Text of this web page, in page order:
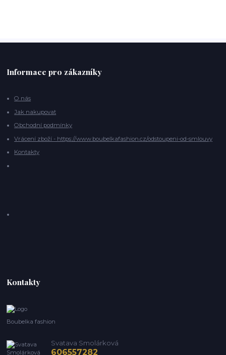
Informace pro zákazníky
O nás
Jak nakupovat
Obchodní podmínky
Vrácení zboží - https://www.boubelkafashion.cz/odstoupeni-od-smlouvy
Kontakty
Kontakty
Boubelka fashion
Svatava Smolárková
606557282